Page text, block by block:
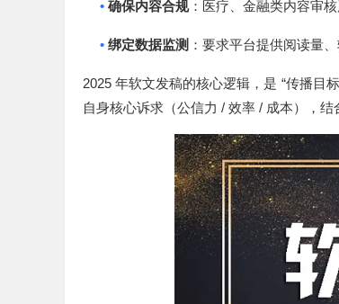
• 确保内容合规：医疗、金融类内容审
• 绑定数据监测 ：要求平台提供阅读量
2025年软文发稿的核心逻辑，是 “传播目
自身核心诉求（公信力 / 效率 / 成本），结